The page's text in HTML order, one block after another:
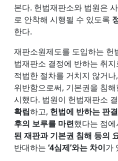
본다. 헌법재판소와 법원은
로 안착해 시행될 수 있도록
한다.
재판소원제도를 도입하는
법재판소 결정에 반하는 취
적법한 절차를 거치지 않거
위반함으로써, 기본권을 침
시했다. 법원이 헌법재판소
확립하고, 헌법에 반하는 판
후의 보루를 마련했다는 점
된 재판과 기본권 침해 등의
반대하는 ‘4심제’와는 차이가